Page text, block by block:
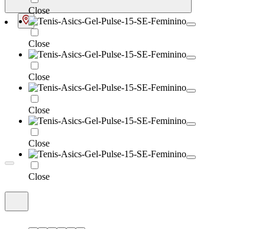
Close
Close
Close
Close
Close
Close